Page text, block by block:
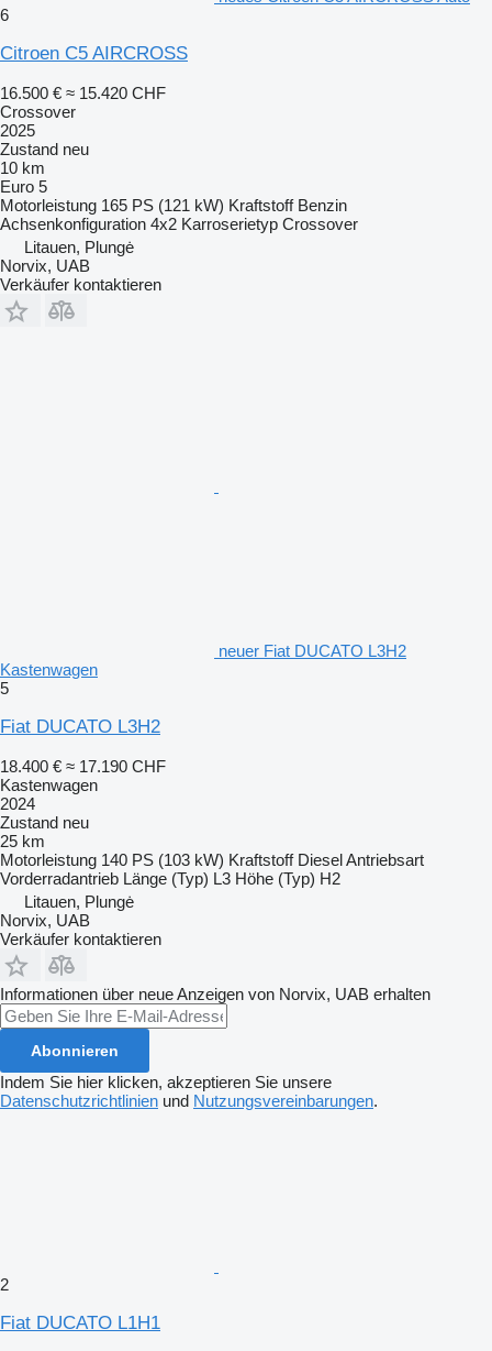
6
Citroen C5 AIRCROSS
16.500 € ≈ 15.420 CHF
Crossover
2025
Zustand neu
10 km
Euro 5
Motorleistung 165 PS (121 kW) Kraftstoff Benzin
Achsenkonfiguration 4x2 Karroserietyp Crossover
Litauen, Plungė
Norvix, UAB
Verkäufer kontaktieren
neuer Fiat DUCATO L3H2
Kastenwagen
5
Fiat DUCATO L3H2
18.400 € ≈ 17.190 CHF
Kastenwagen
2024
Zustand neu
25 km
Motorleistung 140 PS (103 kW) Kraftstoff DieselAntriebsart
Vorderradantrieb Länge (Typ) L3 Höhe (Typ) H2
Litauen, Plungė
Norvix, UAB
Verkäufer kontaktieren
Informationen über neue Anzeigen von Norvix, UAB erhalten
Abonnieren
Indem Sie hier klicken, akzeptieren Sie unsere
Datenschutzrichtlinien und Nutzungsvereinbarungen.
2
Fiat DUCATO L1H1